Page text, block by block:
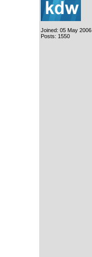
Joined: 05 May 2006
Posts: 1550